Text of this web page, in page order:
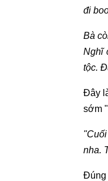
đi
Bà
Nghĩ
tộc.
Đây
sớm
nha.
Đúng